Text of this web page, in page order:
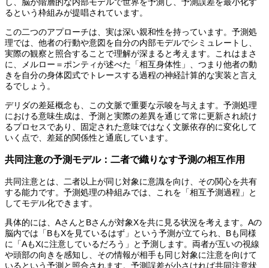
るという枠組みが提唱されています。
この二つのアプローチは、実は深い親和性を持っています。予測処
理では、他者の行動や意図を自分の内部モデルでシミュレートし、
実際の観察と照合することで理解が深まると考えます。これはまさ
に、メルロー＝ポンティが述べた「相互身体性」、つまり他者の動
きを自分の身体図式でトレースする過程の神経計算的な実装と言え
るでしょう。
デリダの差延概念も、この文脈で重要な示唆を与えます。予測処理
における意味生成は、予測と実際の差異を通じて常に更新され続け
るプロセスであり、固定された意味ではなく文脈依存的に変化して
いく点で、差延的関係性と通底しています。
共同注意の予測モデル：二者で織りなす予測の相互作用
共同注意とは、二者以上が同じ対象に意識を向け、その関心を共有
する能力です。予測処理の枠組みでは、これを「相互予測過程」と
してモデル化できます。
具体的には、AさんとBさんが対象Xを共に見る状況を考えます。Aの
脳内では「BもXを見ているはず」という予測が立てられ、Bも同様
に「AもXに注意しているだろう」と予測します。両者が互いの視線
や頭部の向きを感知し、その情報が相手も同じ対象に注意を向けて
いるという予測と照合されます。予測誤差が小さければ共同注意状